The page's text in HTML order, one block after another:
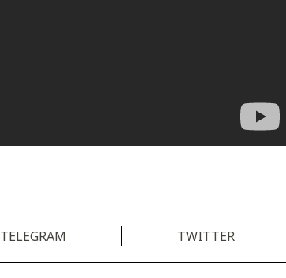
TELEGRAM TWITTER